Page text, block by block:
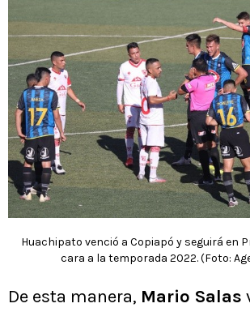
Huachipato venció a Copiapó y seguirá en
cara a la temporada 2022. (Foto:
De esta manera, Mario Salas